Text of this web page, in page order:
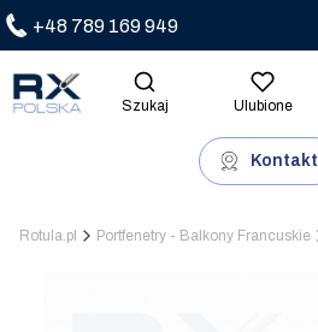
+48 789 169 949
Otwórz wyszukiwarkę
Szukaj Ulubione
Kontakt
Rotula.pl Portfenetry - Balkony Francuskie